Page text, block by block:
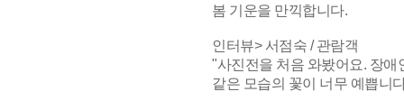
봄 기운을 만끽합니다.
인터뷰> 서점숙 / 관람객
"사진전을 처음 와봤어요. 장애
같은 모습의 꽃이 너무 예쁩니